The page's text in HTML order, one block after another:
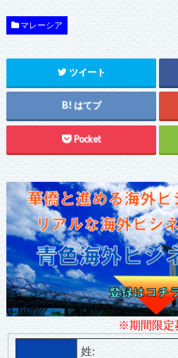
マレーシア
ツイート
はてブ
Pocket
※期間限定
姓: